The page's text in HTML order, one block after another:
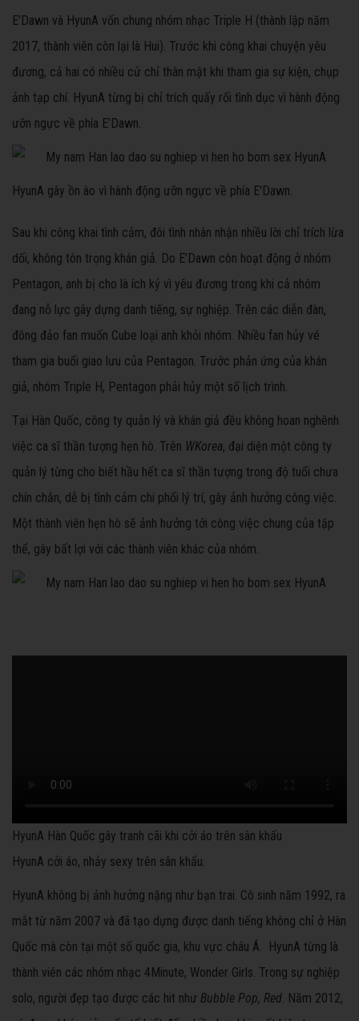
E’Dawn và HyunA vốn chung nhóm nhạc Triple H (thành lập năm
2017, thành viên còn lại là Hui). Trước khi công khai chuyện yêu
đương, cả hai có nhiều cử chỉ thân mật khi tham gia sự kiện, chụp
ảnh tạp chí. HyunA từng bị chỉ trích quấy rối tình dục vì hành động
ưỡn ngực về phía E’Dawn.
HyunA gây ồn ào vì hành động ưỡn ngực về phía E'Dawn.
Sau khi công khai tình cảm, đôi tình nhân nhận nhiều lời chỉ trích lừa
dối, không tôn trọng khán giả. Do E’Dawn còn hoạt động ở nhóm
Pentagon, anh bị cho là ích kỷ vì yêu đương trong khi cả nhóm
đang nỗ lực gây dựng danh tiếng, sự nghiệp. Trên các diễn đàn,
đông đảo fan muốn Cube loại anh khỏi nhóm. Nhiều fan hủy vé
tham gia buổi giao lưu của Pentagon. Trước phản ứng của khán
giả, nhóm Triple H, Pentagon phải hủy một số lịch trình.
Tại Hàn Quốc, công ty quản lý và khán giả đều không hoan nghênh
việc ca sĩ thần tượng hẹn hò. Trên WKorea, đại diện một công ty
quản lý từng cho biết hầu hết ca sĩ thần tượng trong độ tuổi chưa
chín chắn, dễ bị tình cảm chi phối lý trí, gây ảnh hưởng công việc.
Một thành viên hẹn hò sẽ ảnh hưởng tới công việc chung của tập
thể, gây bất lợi với các thành viên khác của nhóm.
HyunA Hàn Quốc gây tranh cãi khi cởi áo trên sân khấu
HyunA cởi áo, nhảy sexy trên sân khấu.
HyunA không bị ảnh hưởng nặng như bạn trai. Cô sinh năm 1992, ra
mắt từ năm 2007 và đã tạo dựng được danh tiếng không chỉ ở Hàn
Quốc mà còn tại một số quốc gia, khu vực châu Á. HyunA từng là
thành viên các nhóm nhạc 4Minute, Wonder Girls. Trong sự nghiệp
solo, người đẹp tạo được các hit như Bubble Pop, Red. Năm 2012,